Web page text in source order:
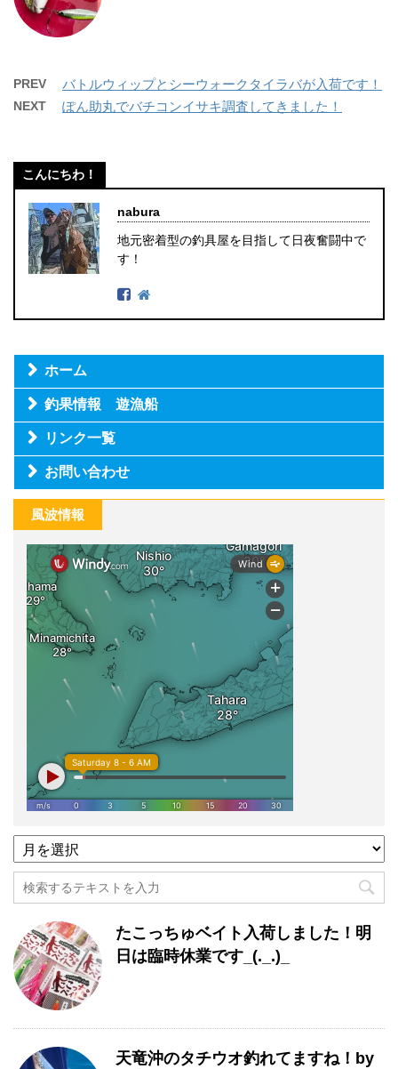
PREV バトルウィップとシーウォークタイラバが入荷です！
NEXT ぽん助丸でバチコンイサキ調査してきました！
こんにちわ！
nabura
地元密着型の釣具屋を目指して日夜奮闘中で
す！
ホーム
釣果情報 遊漁船
リンク一覧
お問い合わせ
風波情報
過
去
記
事
別
一
覧
たこっちゅベイト入荷しました！明
日は臨時休業です_(._.)_
天竜沖のタチウオ釣れてますね！by